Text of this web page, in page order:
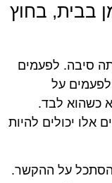
בבית, בחוץ
סיבה. לפעמים
על
כשהוא לבד.
אלו יכולים להיות
על ההקשר.